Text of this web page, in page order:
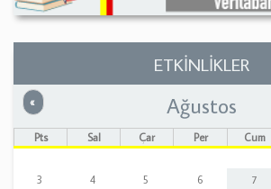
ETKİNLİKLER
« Önceki Ağustos
Pts Sal Çar Per Cum
3
4 5 6 7